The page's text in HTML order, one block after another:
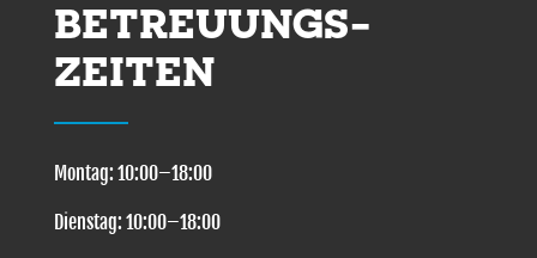
BETREUUNGS­
ZEITEN
Montag: 10:00–18:00
Dienstag: 10:00–18:00